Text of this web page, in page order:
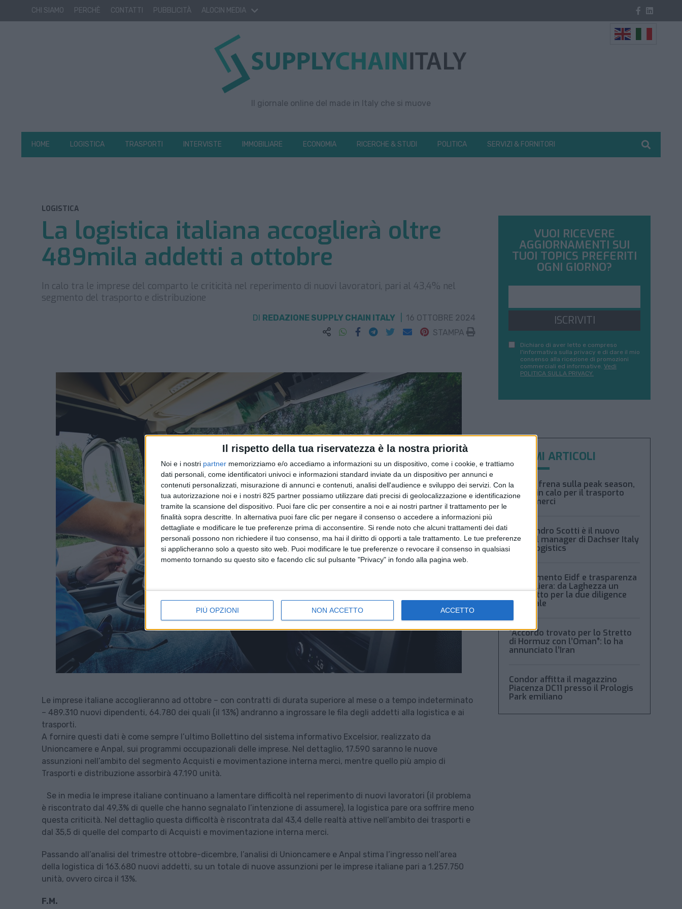
Il rispetto della tua riservatezza è la nostra priorità
Noi e i nostri partner memorizziamo e/o accediamo a informazioni su un dispositivo, come i cookie, e trattiamo
dati personali, come identificatori univoci e informazioni standard inviate da un dispositivo per annunci e
contenuti personalizzati, misurazione di annunci e contenuti, analisi dell'audience e sviluppo dei servizi. Con la
tua autorizzazione noi e i nostri 825 partner possiamo utilizzare dati precisi di geolocalizzazione e identificazione
tramite la scansione del dispositivo. Puoi fare clic per consentire a noi e ai nostri partner il trattamento per le
finalità sopra descritte. In alternativa puoi fare clic per negare il consenso o accedere a informazioni più
dettagliate e modificare le tue preferenze prima di acconsentire. Si rende noto che alcuni trattamenti dei dati
personali possono non richiedere il tuo consenso, ma hai il diritto di opporti a tale trattamento. Le tue preferenze
si applicheranno solo a questo sito web. Puoi modificare le tue preferenze o revocare il consenso in qualsiasi
momento tornando su questo sito e facendo clic sul pulsante "Privacy" in fondo alla pagina web.
PIÙ OPZIONI NON ACCETTO ACCETTO
CHI SIAMO PERCHÈ CONTATTI PUBBLICITÀ ALOCIN MEDIA
Il giornale online del made in Italy che si muove
HOME LOGISTICA TRASPORTI INTERVISTE IMMOBILIARE ECONOMIA RICERCHE & STUDI POLITICA SERVIZI & FORNITORI
LOGISTICA
La logistica italiana accoglierà oltre
489mila addetti a ottobre
In calo tra le imprese del comparto le criticità nel reperimento di nuovi lavoratori, pari al 43,4% nel
segmento del trasporto e distribuzione
DI REDAZIONE SUPPLY CHAIN ITALY
16 OTTOBRE 2024
STAMPA
Le imprese italiane accoglieranno ad ottobre – con contratti di durata superiore al mese o a tempo indeterminato
– 489.310 nuovi dipendenti, 64.780 dei quali (il 13%) andranno a ingrossare le fila degli addetti alla logistica e ai
trasporti.
A fornire questi dati è come sempre l’ultimo Bollettino del sistema informativo Excelsior, realizzato da
Unioncamere e Anpal, sui programmi occupazionali delle imprese. Nel dettaglio, 17.590 saranno le nuove
assunzioni nell’ambito del segmento Acquisti e movimentazione interna merci, mentre quello più ampio di
Trasporti e distribuzione assorbirà 47.190 unità.
Se in media le imprese italiane continuano a lamentare difficoltà nel reperimento di nuovi lavoratori (il problema
è riscontrato dal 49,3% di quelle che hanno segnalato l’intenzione di assumere), la logistica pare ora soffrire meno
questa criticità. Nel dettaglio questa difficoltà è riscontrata dal 43,4 delle realtà attive nell’ambito dei trasporti e
dal 35,5 di quelle del comparto di Acquisti e movimentazione interna merci.
Passando all’analisi del trimestre ottobre-dicembre, l’analisi di Unioncamere e Anpal stima l’ingresso nell’area
della logistica di 163.680 nuovi addetti, su un totale di nuove assunzioni per le imprese italiane pari a 1.257.750
unità, ovvero circa il 13%.
F.M.
VUOI RICEVERE
AGGIORNAMENTI SUI
TUOI TOPICS PREFERITI
OGNI GIORNO?
ISCRIVITI
Dichiaro di aver letto e compreso
l'informativa sulla privacy e di dare il mio
consenso alla ricezione di promozioni
commerciali ed informative. Vedi
POLITICA SULLA PRIVACY.
ULTIMI ARTICOLI
Xeneta frena sulla peak season,
tariffe in calo per il trasporto
aereo merci
Alessandro Scotti è il nuovo
general manager di Dachser Italy
Food Logistics
Regolamento Eidf e trasparenza
della filiera: da Laghezza un
pacchetto per la due diligence
aziendale
“Accordo trovato per lo Stretto
di Hormuz con l’Oman”: lo ha
annunciato l’Iran
Condor affitta il magazzino
Piacenza DC11 presso il Prologis
Park emiliano